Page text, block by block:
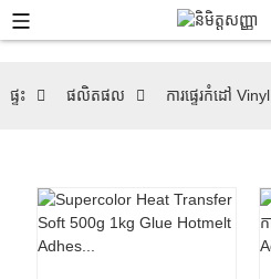
ផ្ទះ ផលិតផល ការផ្ទេរកំដៅ Vinyl